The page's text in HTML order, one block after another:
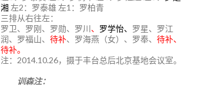
湘 左2：罗泰雄 左1：罗柏青
三排从右往左：
罗卫、罗刚、罗勋、罗川、 罗学怡、 罗星、罗江
润、罗福山、 待补、罗海燕（女）、罗奉、 待补、
待补。
注：2014.10.26，摄于丰台总后北京基地会议室。
训森注：